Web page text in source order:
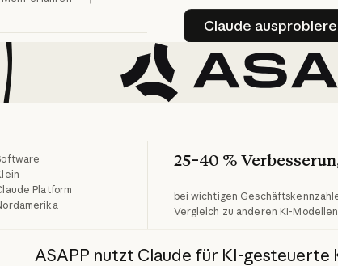
Claude
Claude
Platform
25–40 %
bei wichtigen
Vergleich zu anderen KI-Modellen
ASAPP nutzt Claude für KI-gesteuerte